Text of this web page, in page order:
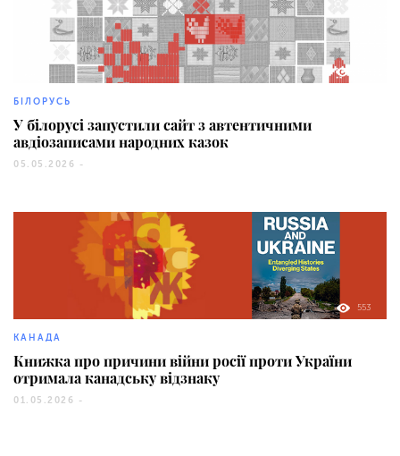
БІЛОРУСЬ
У білорусі запустили сайт з автентичними
авдіозаписами народних казок
05.05.2026 -
553
КАНАДА
Книжка про причини війни росії проти України
отримала канадську відзнаку
01.05.2026 -